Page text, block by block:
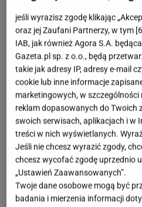
Zasłony i firanki tarasowe
wścibskimi spojrzeniami i
słońca
Firanki oraz zasłony to
z nas na co dzień
Dlaczego więc nie
nabalkonachlub tarasach?
jest wiele zasłon i firanek
się do wykorzystania w
Jeśli wasz taras jest
jeśli wyrazisz zgodę klikając
oraz jej Zaufani Partnerzy, w tym [
IAB, jak również Agora S.A.
Gazeta.pl sp. z o.o., będą
takie jak adresy IP, adresy e-mail
cookie lub inne informacje
marketingowych, w
reklam dopasowanych do Twoich
swoich serwisach, aplikacjach i w
treści w nich wyświetlanych.
Jeśli nie chcesz wyrazić zgody,
chcesz wycofać zgodę uprzednio
„Ustawień Zaawansowanych”.
Twoje dane osobowe mogą być
badania i mierzenia informacji